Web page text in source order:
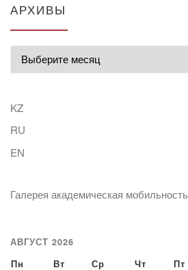
АРХИВЫ
KZ
RU
EN
Галерея академическая мобильность
АВГУСТ 2026
Пн Вт Ср Чт Пт